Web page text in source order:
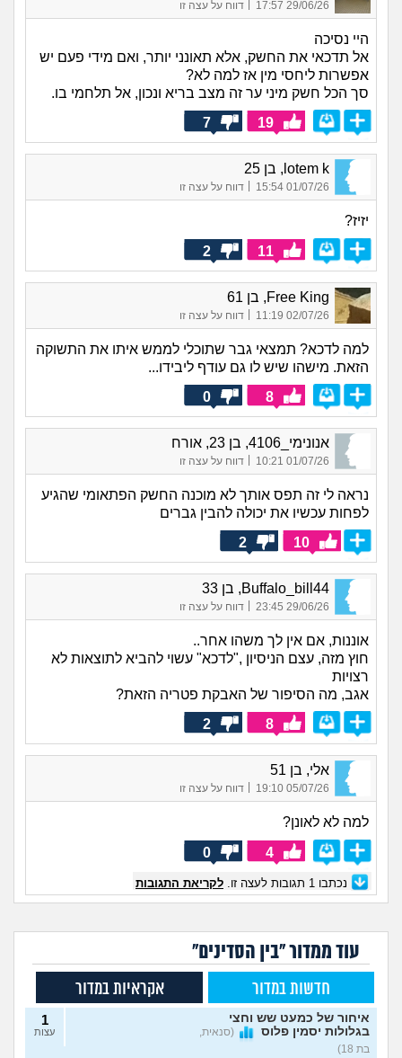
29/06/26 17:57 דווח על עצה זו
היי נסיכה
אל תדכאי את החשק, אלא תאונני יותר, ואם מידי פעם יש
אפשרות ליחסי מין אז למה לא?
סך הכל חשק מיני ער זה מצב בריא ונכון, אל תלחמי בו.
19
7
lotem k, בן 25
01/07/26 15:54 דווח על עצה זו
יזיז?
11
2
Free King, בן 61
02/07/26 11:19
| דווח על עצה זו
למה לדכא? תמצאי גבר שתוכלי לממש איתו את התשוקה
הזאת. מישהו שיש לו גם עודף ליבידו...
8
0
אנונימי_4106, בן 23, אורח
01/07/26 10:21
| דווח על עצה זו
נראה לי זה תפס אותך לא מוכנה החשק הפתאומי שהגיע
לפחות עכשיו את יכולה להבין גברים
10
2
Buffalo_bill44, בן 33
29/06/26 23:45 דווח על עצה זו
אוננות, אם אין לך משהו אחר..
חוץ מזה, עצם הניסיון ,"לדכא" עשוי להביא לתוצאות לא
רצויות
אגב, מה הסיפור של האבקת פטריה הזאת?
8
2
אלי, בן 51
05/07/26 19:10 דווח על עצה זו
למה לא לאונן?
4
0
נכתבו 1 תגובות לעצה זו. לקריאת התגובות
עוד ממדור "בין הסדינים"
חדשות במדור אקראיות במדור
איחור של כמעט שש וחצי
בגלולות יסמין פלוס
(סנאית,
בת 18)
1
עצות